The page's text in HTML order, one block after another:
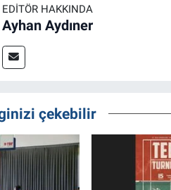
EDITÖR HAKKINDA
Ayhan Aydıner
çekebilir